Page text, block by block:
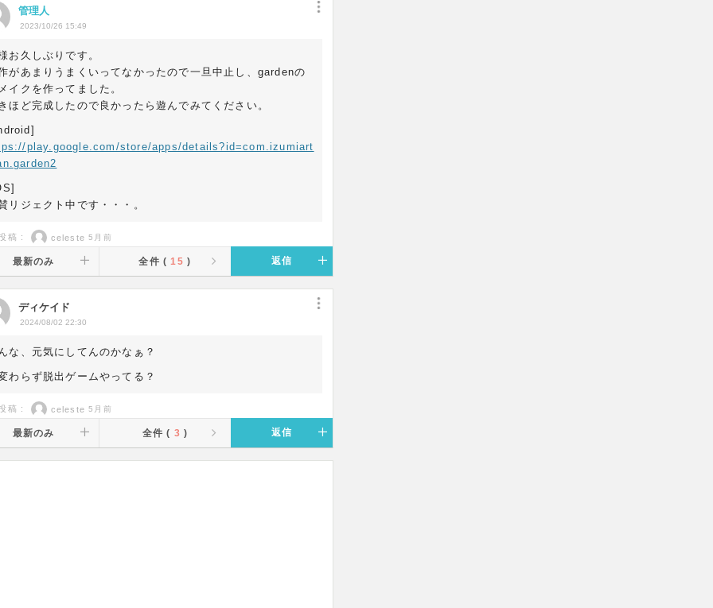
管理人
2023/10/26 15:49
お久しぶりです。
があまりうまくいってなかったので一旦中止し、gardenの
イクを作ってました。
ほど完成したので良かったら遊んでみてください。
play.google.com/store/apps/details?id=com.izumiart
リジェクト中です・・・。
稿 : celeste 5月前
最新のみ 全件 (15 ) 返信
ディケイド
2024/08/02 22:30
な、元気にしてんのかなぁ？
わらず脱出ゲームやってる？
稿 : celeste 5月前
最新のみ 全件 ( 3 ) 返信